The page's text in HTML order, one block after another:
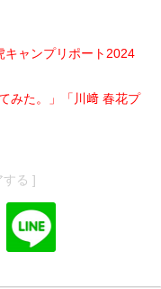
ャンプリポート2024
みた。」「川﨑 春花プ
する ]